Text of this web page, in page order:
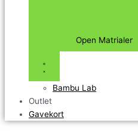
Open Matrialer
Bambu Lab
Outlet
Gavekort